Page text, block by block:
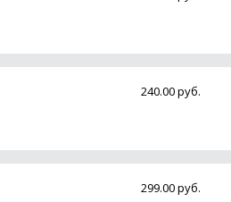
240.00 руб.
299.00 руб.